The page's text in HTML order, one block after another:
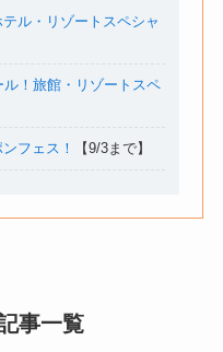
ル・リゾートスペシャ
ル！旅館・リゾートスペ
フェス！ 【9/3まで】
事一覧